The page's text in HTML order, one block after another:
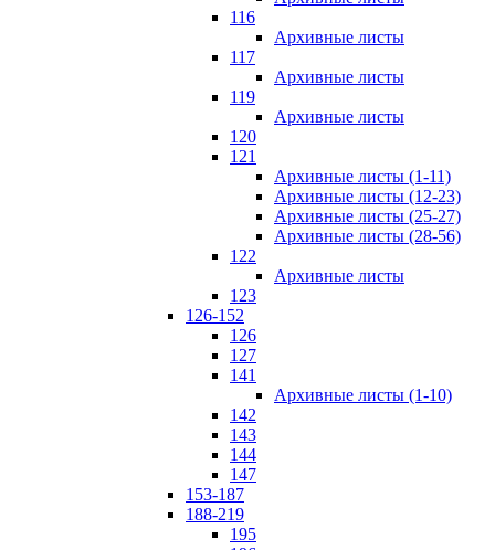
116
Архивные листы
117
Архивные листы
119
Архивные листы
120
121
Архивные листы (1-11)
Архивные листы (12-23)
Архивные листы (25-27)
Архивные листы (28-56)
122
Архивные листы
123
126-152
126
127
141
Архивные листы (1-10)
142
143
144
147
153-187
188-219
195